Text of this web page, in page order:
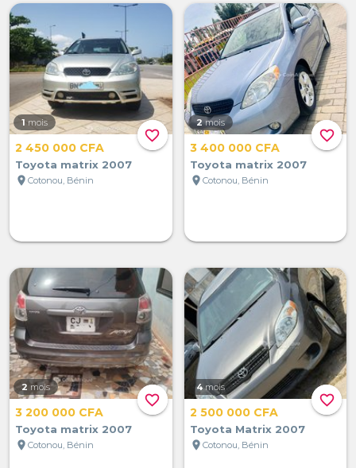
favorite_border
1 mois
2 450 000 CFA
Toyota matrix 2007
location_on Cotonou, Bénin
favorite_border
2 mois
3 400 000 CFA
Toyota matrix 2007
location_on Cotonou, Bénin
favorite_border
2 mois
3 200 000 CFA
Toyota matrix 2007
location_on Cotonou, Bénin
favorite_border
4 mois
2 500 000 CFA
Toyota Matrix 2007
location_on Cotonou, Bénin